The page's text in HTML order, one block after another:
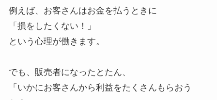
例えば、お客さんはお金を払うときに
「損をしたくない！」
という心理が働きます。
でも、販売者になったとたん、
「いかにお客さんから利益をたくさんもらおう